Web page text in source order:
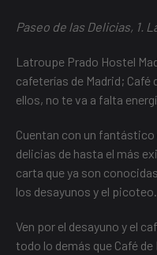
Paseo de las Delicias, 1.
Latroupe Prado Hostel
cafeterías de Madrid; Café
ellos, no te va a falta
Cuentan con un
delicias de hasta el más
carta que ya son
los desayunos y el picoteo.
Ven por el desayuno y el
todo lo demás que Café